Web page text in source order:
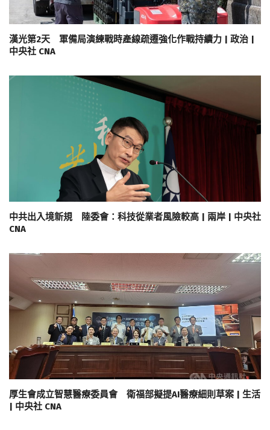
漢光第2天 軍備局演練戰時產線疏遷強化作戰持續力 | 政治 |
中央社 CNA
中共出入境新規 陸委會：科技從業者風險較高 | 兩岸 | 中央社
CNA
厚生會成立智慧醫療委員會 衛福部擬提AI醫療細則草案 | 生活
| 中央社 CNA